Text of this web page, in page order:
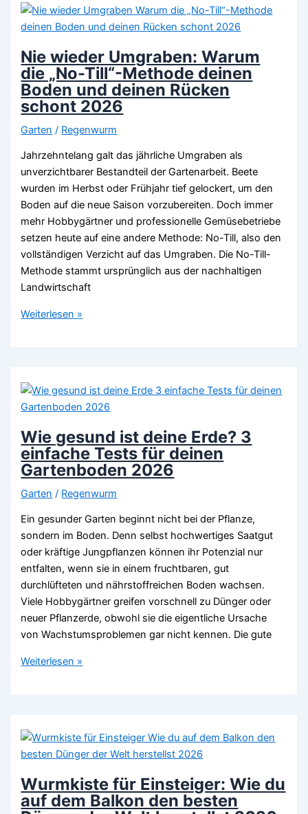
schützt
du
deinen
Boden
vor
Hitze
und
Austrocknung
Nie wieder Umgraben: Warum
die „No-Till“-Methode deinen
Boden und deinen Rücken
schont 2026
Garten / Regenwurm
Jahrzehntelang galt das jährliche Umgraben als
unverzichtbarer Bestandteil der Gartenarbeit. Beete
wurden im Herbst oder Frühjahr tief gelockert, um den
Boden auf die neue Saison vorzubereiten. Doch immer
mehr Hobbygärtner und professionelle Gemüsebetriebe
setzen heute auf eine andere Methode: No-Till, also den
vollständigen Verzicht auf das Umgraben. Die No-Till-
Methode stammt ursprünglich aus der nachhaltigen
Landwirtschaft
Nie
die
„No-
Till“-
Methode
deinen
Boden
und
deinen
schont
Weiterlesen »
Wie gesund ist deine Erde? 3
einfache Tests für deinen
Gartenboden 2026
Garten / Regenwurm
Ein gesunder Garten beginnt nicht bei der Pflanze,
sondern im Boden. Denn selbst hochwertiges Saatgut
oder kräftige Jungpflanzen können ihr Potenzial nur
entfalten, wenn sie in einem fruchtbaren, gut
durchlüfteten und nährstoffreichen Boden wachsen.
Viele Hobbygärtner greifen vorschnell zu Dünger oder
neuer Pflanzerde, obwohl sie die eigentliche Ursache
von Wachstumsproblemen gar nicht kennen. Die gute
Wie
Erde?
3
einfache
Tests
für
deinen
Weiterlesen »
Wurmkiste für Einsteiger: Wie du
auf dem Balkon den besten